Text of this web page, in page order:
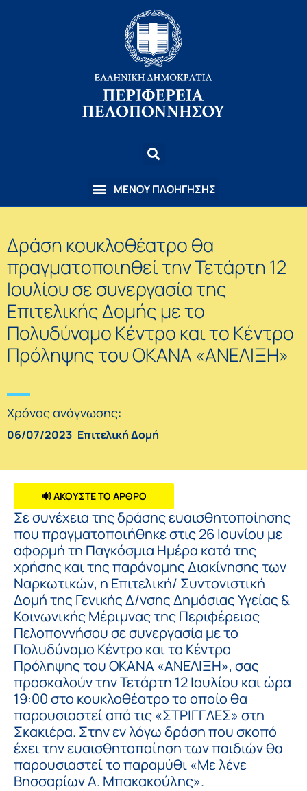
Δράση κουκλοθέατρο θα
πραγματοποιηθεί την Τετάρτη 12
Ιουλίου σε συνεργασία της
Επιτελικής Δομής με το
Πολυδύναμο Κέντρο και το Κέντρο
Πρόληψης του ΟΚΑΝΑ «ΑΝΕΛΙΞΗ»
Χρόνος ανάγνωσης:
06/07/2023 Επιτελική Δομή
🔊 ΑΚΟΥΣΤΕ ΤΟ ΑΡΘΡΟ
Σε συνέχεια της δράσης ευαισθητοποίησης
που πραγματοποιήθηκε στις 26 Ιουνίου με
αφορμή τη Παγκόσμια Ημέρα κατά της
χρήσης και της παράνομης Διακίνησης των
Ναρκωτικών, η Επιτελική/ Συντονιστική
Δομή της Γενικής Δ/νσης Δημόσιας Υγείας &
Κοινωνικής Μέριμνας της Περιφέρειας
Πελοποννήσου σε συνεργασία με το
Πολυδύναμο Κέντρο και το Κέντρο
Πρόληψης του ΟΚΑΝΑ «ΑΝΕΛΙΞΗ», σας
προσκαλούν την Τετάρτη 12 Ιουλίου και ώρα
19:00 στο κουκλοθέατρο το οποίο θα
παρουσιαστεί από τις «ΣΤΡΙΓΓΛΕΣ» στη
Σκακιέρα. Στην εν λόγω δράση που σκοπό
έχει την ευαισθητοποίηση των παιδιών θα
παρουσιαστεί το παραμύθι «Με λένε
Βησσαρίων Α. Μπακακούλης».